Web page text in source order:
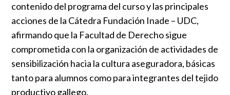
contenido del programa del curso y las principales
acciones de la Cátedra Fundación Inade – UDC,
afirmando que la Facultad de Derecho sigue
comprometida con la organización de actividades de
sensibilización hacia la cultura aseguradora, básicas
tanto para alumnos como para integrantes del tejido
productivo gallego.